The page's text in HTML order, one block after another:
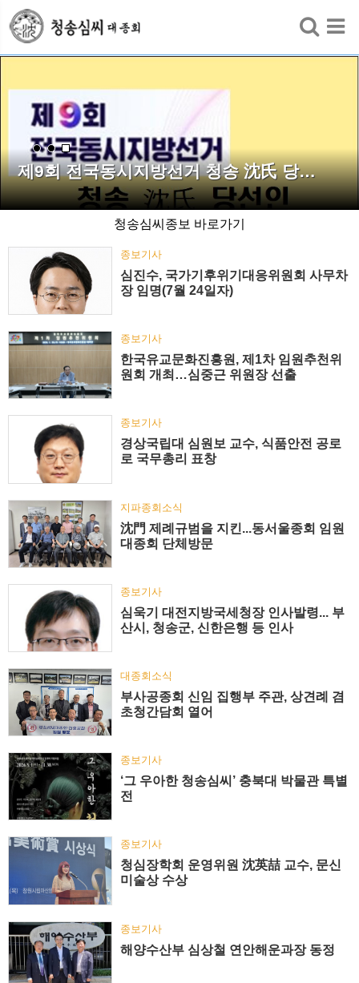
제9회 전국동시지방선거 청송 沈氏 당…
청송심씨종보 바로가기
종보기사
심진수, 국가기후위기대응위원회 사무차
장 임명(7월 24일자)
종보기사
한국유교문화진흥원, 제1차 임원추천위
원회 개최…심중근 위원장 선출
종보기사
경상국립대 심원보 교수, 식품안전 공로
로 국무총리 표창
지파종회소식
沈門 제례규범을 지킨...동서울종회 임원
대종회 단체방문
종보기사
심욱기 대전지방국세청장 인사발령... 부
산시, 청송군, 신한은행 등 인사
대종회소식
부사공종회 신임 집행부 주관, 상견례 겸
초청간담회 열어
종보기사
‘그 우아한 청송심씨’ 충북대 박물관 특별
전
종보기사
청심장학회 운영위원 沈英喆 교수, 문신
미술상 수상
종보기사
해양수산부 심상철 연안해운과장 동정